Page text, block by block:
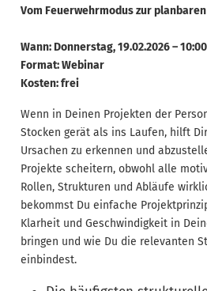
Vom Feuerwehrmodus zur
Wann: Donnerstag, 19.02.2026 –
Format: Webinar
Kosten: frei
Wenn in Deinen Projekten der
Stocken gerät als ins Laufen, hilft
Ursachen zu erkennen und
Projekte scheitern, obwohl alle
Rollen, Strukturen und Abläufe
bekommst Du einfache
Klarheit und Geschwindigkeit in
bringen und wie Du die relevanten
einbindest.